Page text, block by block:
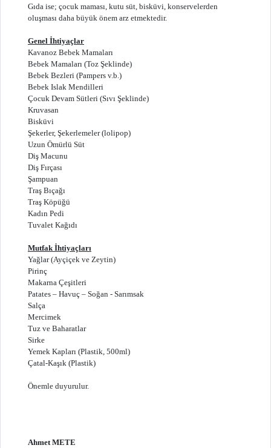
Gıda ise; çocuk maması, kutu süt, bisküvi, konservelerden
oluşması daha büyük önem arz etmektedir.
Genel İhtiyaçlar
Kavanoz Bebek Mamaları
Bebek Mamaları (Toz Şeklinde)
Bebek Bezleri (Pampers v.b.)
Bebek Islak Mendilleri
Çocuk Devam Sütleri (Sıvı Şeklinde)
Kruvasan
Bisküvi
Şekerler, Şekerlemeler (lolipop)
Uzun Ömürlü Süt
Diş Macunu
Diş Fırçası
Şampuan
Traş Bıçağı
Traş Köpüğü
Kadın Pedi
Tuvalet Kağıdı
Mutfak İhtiyaçları
Yağlar (Ayçiçek ve Zeytin)
Pirinç
Makarna Çeşitleri
Patates – Havuç – Soğan - Sarımsak
Salça
Mercimek
Tuz ve Baharatlar
Sirke
Yemek Kapları (Plastik, 500ml)
Çatal-Kaşık (Plastik)
Önemle duyurulur.
Ahmet METE